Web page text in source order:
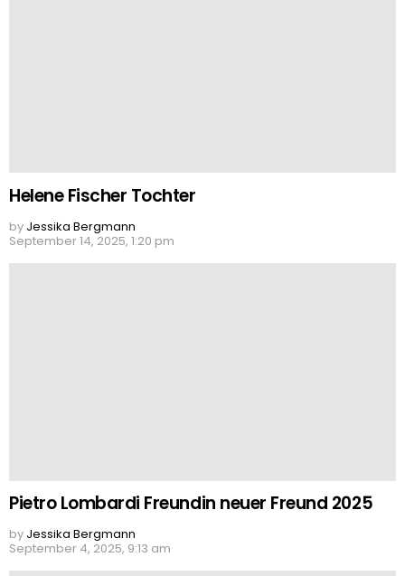
Helene Fischer Tochter
by Jessika Bergmann
September 14, 2025, 1:20 pm
Pietro Lombardi Freundin neuer Freund 2025
by Jessika Bergmann
September 4, 2025, 9:13 am